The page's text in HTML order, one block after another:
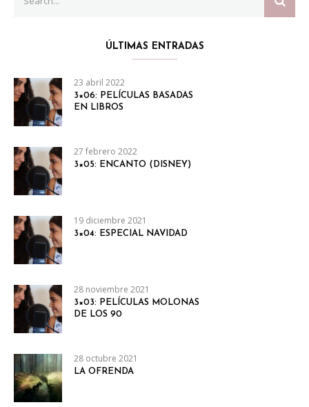
for:
ÚLTIMAS ENTRADAS
23 abril 2022
3×06: PELÍCULAS BASADAS
EN LIBROS
27 febrero 2022
3×05: ENCANTO (DISNEY)
19 diciembre 2021
3×04: ESPECIAL NAVIDAD
28 noviembre 2021
3×03: PELÍCULAS MOLONAS
DE LOS 90
28 octubre 2021
LA OFRENDA